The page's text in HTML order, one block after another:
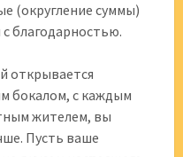
(округление суммы)
благодарностью.
открывается
бокалом, с каждым
жителем, вы
Пусть ваше